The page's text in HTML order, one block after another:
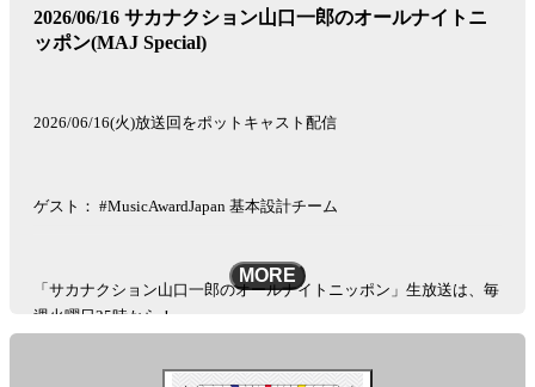
2026/06/16 サカナクション山口一郎のオールナイトニ
ッポン(MAJ Special)
2026/06/16(火)放送回をポットキャスト配信
ゲスト： #MusicAwardJapan 基本設計チーム
「サカナクション山口一郎のオールナイトニッポン」生放送は、毎
週火曜日25時から！
MORE